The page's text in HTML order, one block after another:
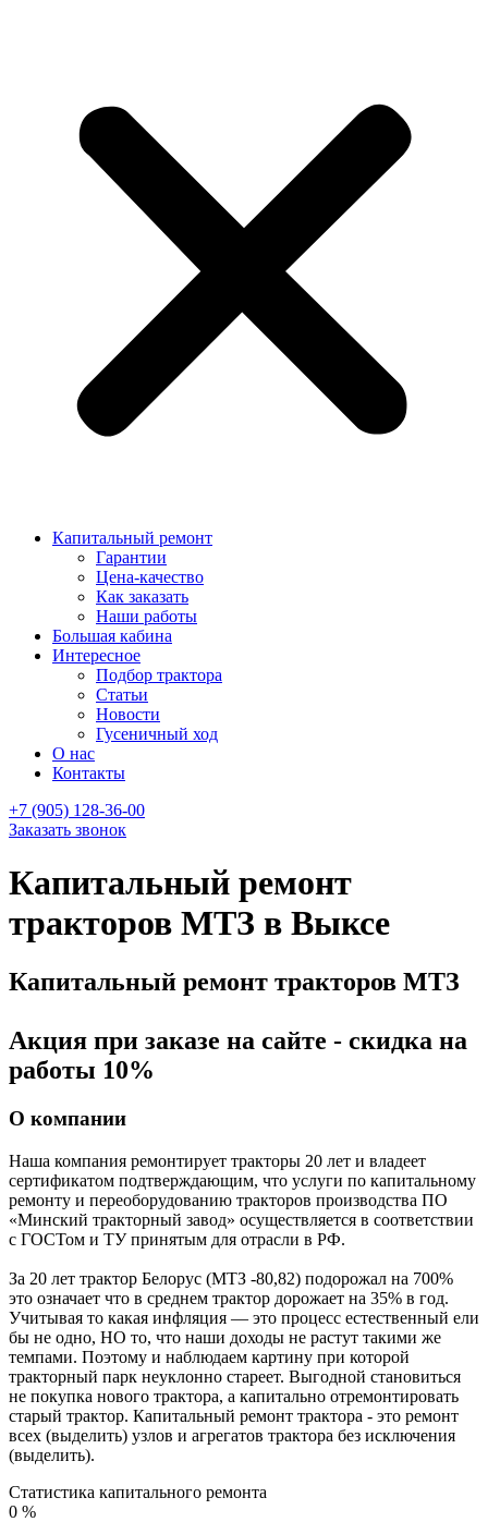
Капитальный ремонт
Гарантии
Цена-качество
Как заказать
Наши работы
Большая кабина
Интересное
Подбор трактора
Статьи
Новости
Гусеничный ход
О нас
Контакты
+7 (905) 128-36-00
Заказать звонок
Капитальный ремонт
тракторов МТЗ в Выксе
Капитальный ремонт тракторов МТЗ
Акция при заказе на сайте - скидка на
работы 10%
О компании
Наша компания ремонтирует тракторы 20 лет и владеет
сертификатом подтверждающим, что услуги по капитальному
ремонту и переоборудованию тракторов производства ПО
«Минский тракторный завод» осуществляется в соответствии
с ГОСТом и ТУ принятым для отрасли в РФ.
За 20 лет трактор Белорус (МТЗ -80,82) подорожал на 700%
это означает что в среднем трактор дорожает на 35% в год.
Учитывая то какая инфляция — это процесс естественный ели
бы не одно, НО то, что наши доходы не растут такими же
темпами. Поэтому и наблюдаем картину при которой
тракторный парк неуклонно стареет. Выгодной становиться
не покупка нового трактора, а капитально отремонтировать
старый трактор. Капитальный ремонт трактора - это ремонт
всех (выделить) узлов и агрегатов трактора без исключения
(выделить).
Статистика капитального ремонта
0 %